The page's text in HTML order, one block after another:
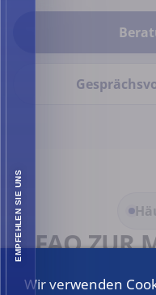
EMPFEHLEN SIE UNS FAQ ZUR
Wir verwenden